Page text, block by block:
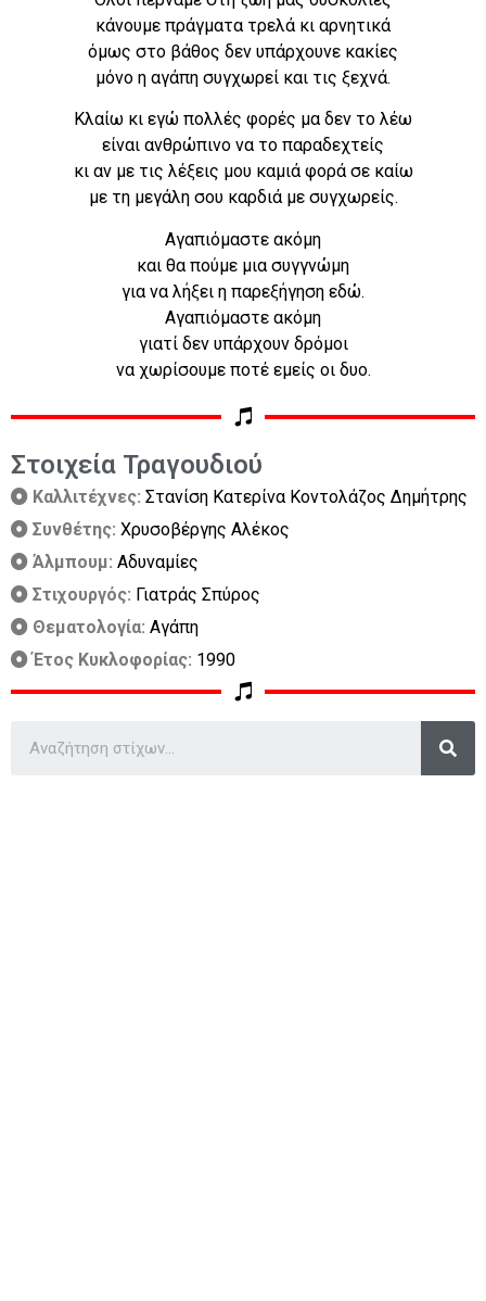
κάνουμε πράγματα τρελά κι αρνητικά
όμως στο βάθος δεν υπάρχουνε κακίες
μόνο η αγάπη συγχωρεί και τις ξεχνά.
Κλαίω κι εγώ πολλές φορές μα δεν το λέω
είναι ανθρώπινο να το παραδεχτείς
κι αν με τις λέξεις μου καμιά φορά σε καίω
με τη μεγάλη σου καρδιά με συγχωρείς.
Αγαπιόμαστε ακόμη
και θα πούμε μια συγγνώμη
για να λήξει η παρεξήγηση εδώ.
Αγαπιόμαστε ακόμη
γιατί δεν υπάρχουν δρόμοι
να χωρίσουμε ποτέ εμείς οι δυο.
Στοιχεία Τραγουδιού
Καλλιτέχνες: Στανίση Κατερίνα Κοντολάζος Δημήτρης
Συνθέτης: Χρυσοβέργης Αλέκος
Άλμπουμ: Αδυναμίες
Στιχουργός: Γιατράς Σπύρος
Θεματολογία: Αγάπη
Έτος Κυκλοφορίας: 1990